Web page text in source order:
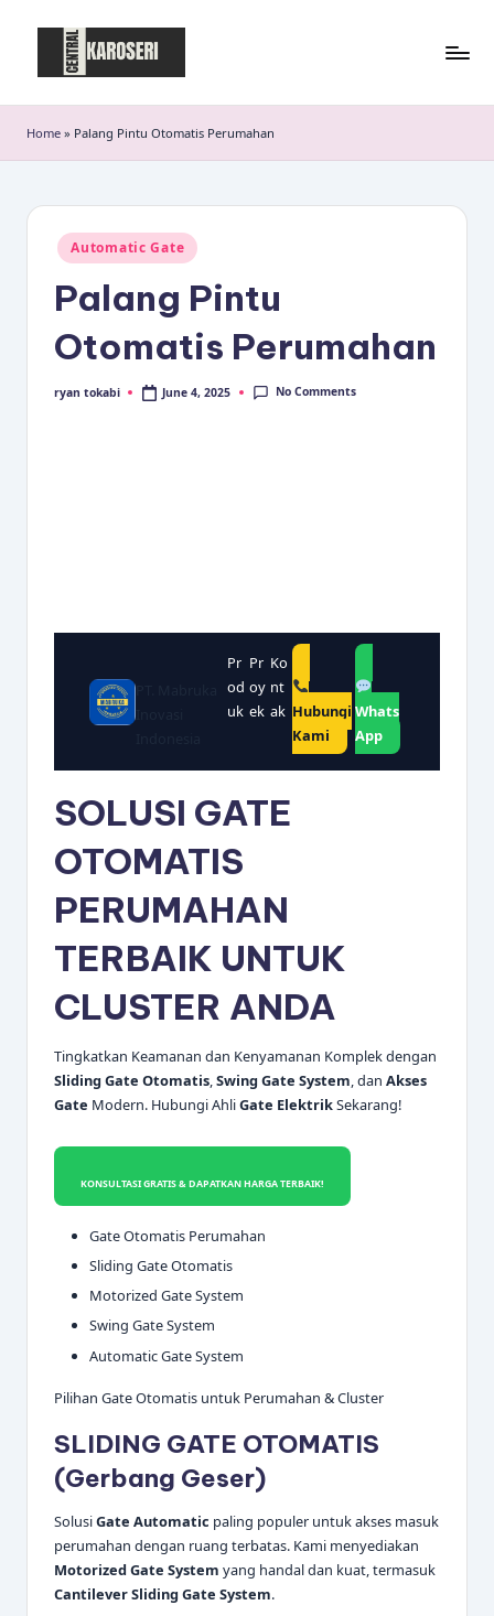
e
n
t
K
Home » Palang Pintu Otomatis Perumahan
Posted
in
Automatic Gate
Palang Pintu
Otomatis Perumahan
Posted
ryan tokabi June 4, 2025 No Comments
Pr
od
uk
Pr
oy
ek
Ko
nt
ak Hubungi
Kami
Whats
App
SOLUSI GATE
OTOMATIS
PERUMAHAN
TERBAIK UNTUK
CLUSTER ANDA
Tingkatkan Keamanan dan Kenyamanan Komplek dengan
Sliding Gate Otomatis,Swing Gate System, dan Akses
Gate Modern. Hubungi AhliGate ElektrikSekarang!
KONSULTASI GRATIS & DAPATKAN HARGA TERBAIK!
Gate Otomatis Perumahan
Sliding Gate Otomatis
Motorized Gate System
Swing Gate System
Automatic Gate System
Pilihan Gate Otomatis untuk Perumahan & Cluster
SLIDING GATE OTOMATIS
(Gerbang Geser)
SolusiGate Automatic paling populer untuk akses masuk
perumahan dengan ruang terbatas. Kami menyediakan
Motorized Gate System yang handal dan kuat, termasuk
Cantilever Sliding Gate System.